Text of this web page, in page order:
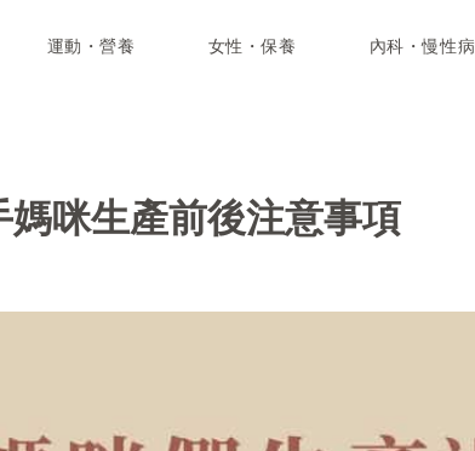
運動・營養 女性・保養 內科・慢性病
咪生產前後注意事項